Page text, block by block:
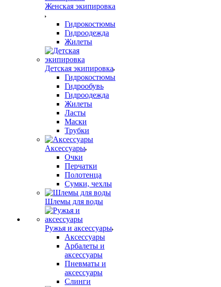
Женская экипировка
Гидрокостюмы
Гидроодежда
Жилеты
Детская экипировка
Гидрокостюмы
Гидрообувь
Гидроодежда
Жилеты
Ласты
Маски
Трубки
Аксессуары
Очки
Перчатки
Полотенца
Сумки, чехлы
Шлемы для воды
Ружья и аксессуары
Аксессуары
Арбалеты и
аксессуары
Пневматы и
аксессуары
Слинги